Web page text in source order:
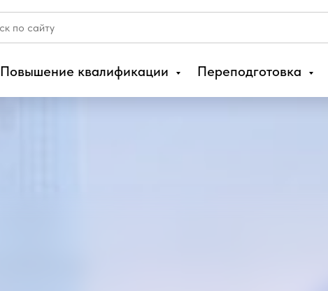
Повышение квалификации Переподготовка